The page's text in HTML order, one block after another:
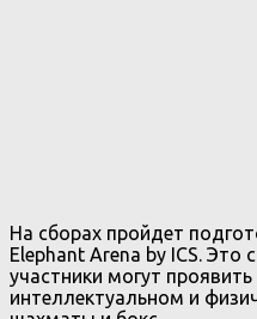
На сборах пройдет
Elephant Arena by ICS. Это
участники могут
интеллектуальном и